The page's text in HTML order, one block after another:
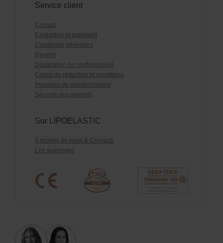
Service client
Contact
Expédition et paiement
Conditions générales
Revenir
Déclaration de confidentialité
Codes de réduction et conditions
Principes de whistleblowing
Sécurité des produits
Sur LIPOELASTIC
À propos de nous & Contacts
Les avantages